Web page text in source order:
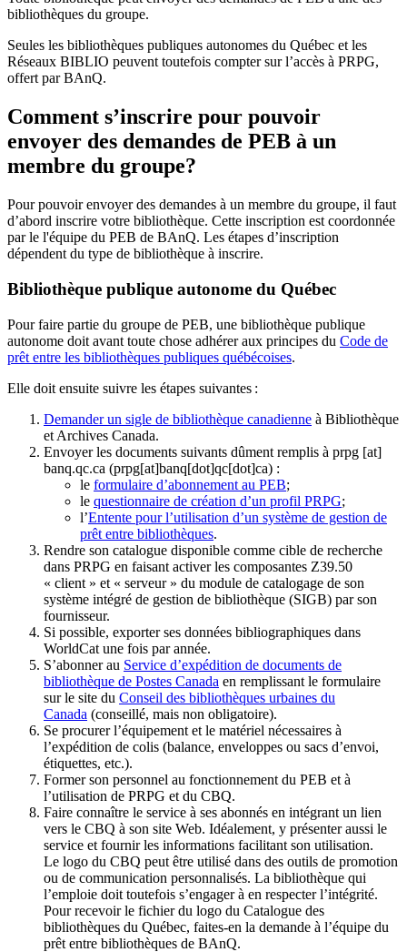
bibliothèques du groupe.
Seules les bibliothèques publiques autonomes du Québec et les
Réseaux BIBLIO peuvent toutefois compter sur l’accès à PRPG,
offert par BAnQ.
Comment s’inscrire pour pouvoir
envoyer des demandes de PEB à un
membre du groupe?
Pour pouvoir envoyer des demandes à un membre du groupe, il faut
d’abord inscrire votre bibliothèque. Cette inscription est coordonnée
par le l'équipe du PEB de BAnQ. Les étapes d’inscription
dépendent du type de bibliothèque à inscrire.
Bibliothèque publique autonome du Québec
Pour faire partie du groupe de PEB, une bibliothèque publique
autonome doit avant toute chose adhérer aux principes du Code de
prêt entre les bibliothèques publiques québécoises.
Elle doit ensuite suivre les étapes suivantes :
Demander un sigle de bibliothèque canadienne à Bibliothèque
et Archives Canada.
Envoyer les documents suivants dûment remplis à prpg [at]
banq.qc.ca (prpg[at]banq[dot]qc[dot]ca) :
le formulaire d’abonnement au PEB;
le questionnaire de création d’un profil PRPG;
l’Entente pour l’utilisation d’un système de gestion de
prêt entre bibliothèques.
Rendre son catalogue disponible comme cible de recherche
dans PRPG en faisant activer les composantes Z39.50
« client » et « serveur » du module de catalogage de son
système intégré de gestion de bibliothèque (SIGB) par son
fournisseur.
Si possible, exporter ses données bibliographiques dans
WorldCat une fois par année.
S’abonner au Service d’expédition de documents de
bibliothèque de Postes Canada en remplissant le formulaire
sur le site du Conseil des bibliothèques urbaines du
Canada (conseillé, mais non obligatoire).
Se procurer l’équipement et le matériel nécessaires à
l’expédition de colis (balance, enveloppes ou sacs d’envoi,
étiquettes, etc.).
Former son personnel au fonctionnement du PEB et à
l’utilisation de PRPG et du CBQ.
Faire connaître le service à ses abonnés en intégrant un lien
vers le CBQ à son site Web. Idéalement, y présenter aussi le
service et fournir les informations facilitant son utilisation.
Le logo du CBQ peut être utilisé dans des outils de promotion
ou de communication personnalisés. La bibliothèque qui
l’emploie doit toutefois s’engager à en respecter l’intégrité.
Pour recevoir le fichier du logo du Catalogue des
bibliothèques du Québec, faites-en la demande à l’équipe du
prêt entre bibliothèques de BAnQ.